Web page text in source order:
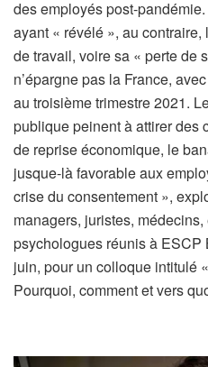
des employés post-
ayant « révélé », au
de travail, voire sa « perte de
n’épargne pas la France,
au troisième trimestre 2021.
publique peinent à attirer des
de reprise économique, le
jusque-là favorable aux
crise du consentement »,
managers, juristes,
psychologues réunis à
juin, pour un colloque intitulé
Pourquoi, comment et vers